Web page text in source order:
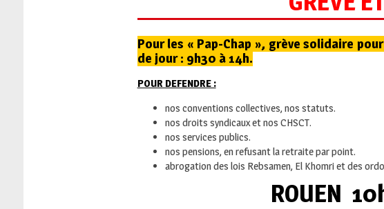
Pour les « Pap-Chap », grève solidaire
de jour : 9h30 à 14h.
POUR DEFENDRE :
nos conventions collectives, nos statuts.
nos droits syndicaux et nos CHSCT.
nos services publics.
nos pensions, en refusant la retraite par point.
abrogation des lois Rebsamen, El Khomri et des
ROUEN